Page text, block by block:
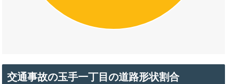
交通事故の玉手一丁目の道路形状割合